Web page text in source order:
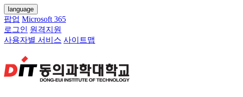
language
팝업 Microsoft 365
로그인 원격지원
사용자별 서비스 사이트맵